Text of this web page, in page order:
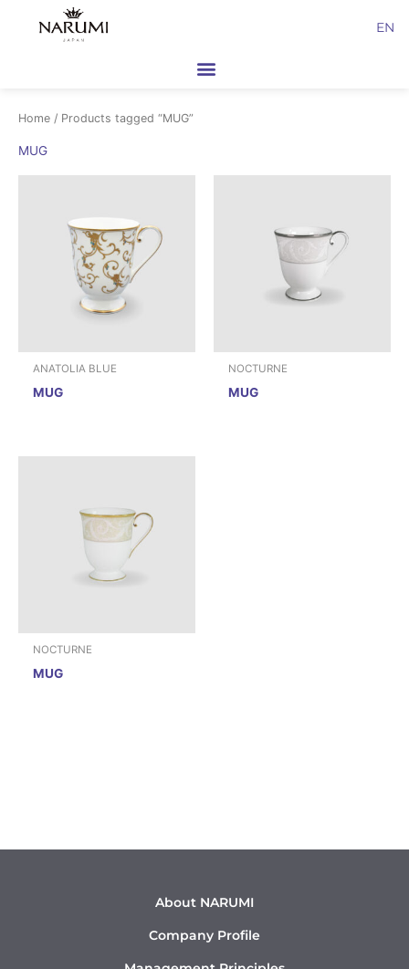
EN
Home / Products tagged “MUG”
MUG
ANATOLIA BLUE
MUG
NOCTURNE
MUG
NOCTURNE
MUG
About NARUMI
Company Profile